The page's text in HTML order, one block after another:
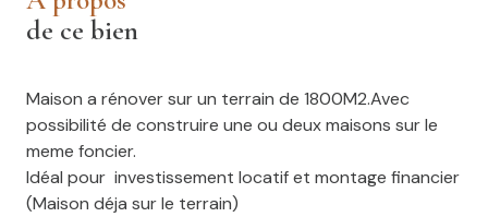
de ce bien
Maison a rénover sur un terrain de 1800M2.Avec
possibilité de construire une ou deux maisons sur le
meme foncier.
Idéal pour investissement locatif et montage financier
(Maison déja sur le terrain)